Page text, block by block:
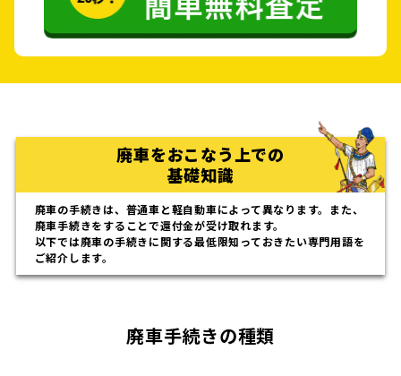
廃車をおこなう上での
基礎知識
廃車の手続きは、普通車と軽自動車によって異なります。また、
廃車手続きをすることで還付金が受け取れます。
以下では廃車の手続きに関する最低限知っておきたい専門用語を
ご紹介します。
廃車手続きの種類